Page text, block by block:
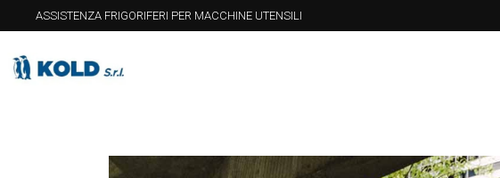
ASSISTENZA FRIGORIFERI PER MACCHINE UTENSILI